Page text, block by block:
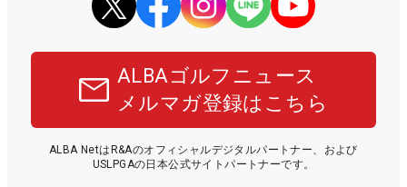
ALBAゴルフニュース
メルマガ登録はこちら
ALBA NetはR&Aのオフィシャルデジタルパートナー、および
USLPGAの日本公式サイトパートナーです。